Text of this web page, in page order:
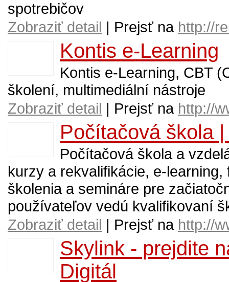
spotrebičov
Zobraziť detail | Prejsť na http://
Kontis e-Learning
Kontis e-Learning, CBT
školení, multimediální nástroje
Zobraziť detail | Prejsť na http://
Počítačová škola
Počítačová škola a
kurzy a rekvalifikácie, e-
školenia a semináre pre
používateľov vedú kvalifikovaní
Zobraziť detail | Prejsť na http://
Skylink - prejdite
Digitál